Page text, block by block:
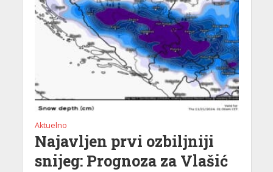
Aktuelno
Najavljen prvi ozbiljniji
snijeg: Prognoza za Vlašić